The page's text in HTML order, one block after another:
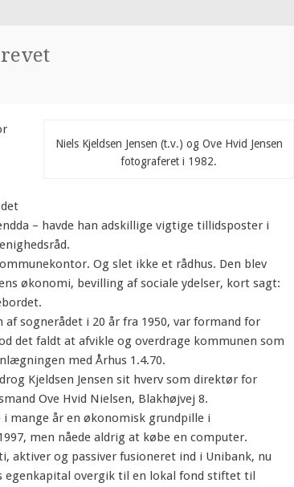
Niels Kjeldsen Jensen (t.v.) og Ove Hvid Jensen
fotograferet i 1982.
– havde han adskillige vigtige tillidsposter i
Og slet ikke et rådhus. Den blev
økonomi, bevilling af sociale ydelser, kort sagt:
af sognerådet i 20 år fra 1950, var formand for
det faldt at afvikle og overdrage kommunen som
med Århus 1.4.70.
Kjeldsen Jensen sit hverv som direktør for
Ove Hvid Nielsen, Blakhøjvej 8.
mange år en økonomisk grundpille i
men nåede aldrig at købe en computer.
aktiver og passiver fusioneret ind i Unibank, nu
egenkapital overgik til en lokal fond stiftet til